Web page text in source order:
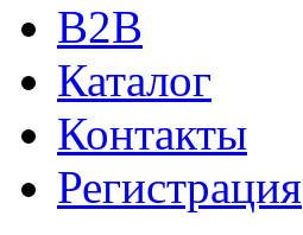
B2B
Каталог
Контакты
Регистрация